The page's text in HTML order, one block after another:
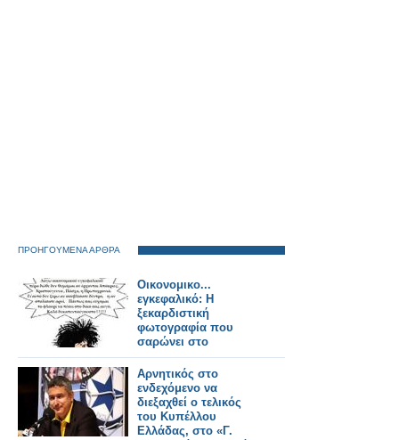
ΠΡΟΗΓΟΥΜΕΝΑ ΑΡΘΡΑ
Οικονομικο...
εγκεφαλικό: Η
ξεκαρδιστική
φωτογραφία που
σαρώνει στο
Facebook
Αρνητικός στο
ενδεχόμενο να
διεξαχθεί ο τελικός
του Κυπέλλου
Ελλάδας, στο «Γ.